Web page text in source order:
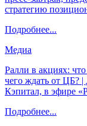
стратегию
Подробнее...
Медиа
Ралли в акциях:
чего ждать от ЦБ?
Кэпитал, в эфире
Подробнее...